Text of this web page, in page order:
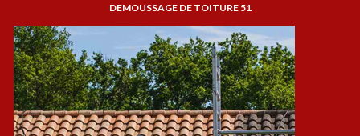
DEMOUSSAGE DE TOITURE 51